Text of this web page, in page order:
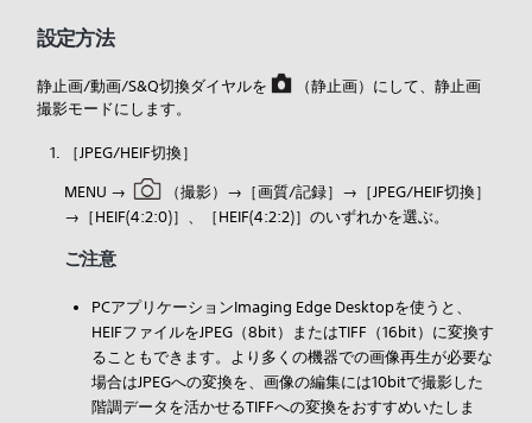
設定方法
静止画/動画/S&Q切換ダイヤルを
（静止画）にして、静止画
撮影モードにします。
［JPEG/HEIF切換］
MENU →
（撮影）→［画質/記録］→［JPEG/HEIF切換］
→［HEIF(4:2:0)］、［HEIF(4:2:2)］のいずれかを選ぶ。
ご注意
PCアプリケーションImaging Edge Desktopを使うと、
HEIFファイルをJPEG（8bit）またはTIFF（16bit）に変換す
ることもできます。より多くの機器での画像再生が必要な
場合はJPEGへの変換を、画像の編集には10bitで撮影した
階調データを活かせるTIFFへの変換をおすすめいたしま